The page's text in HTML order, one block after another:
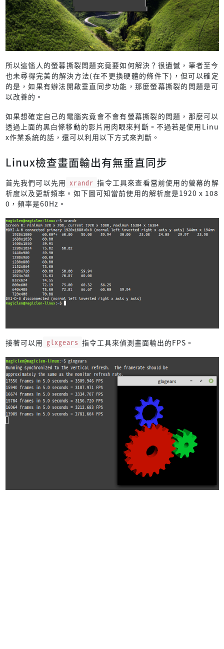
所以這惱人的螢幕撕裂問題究竟要如何解決？很遺憾，筆者至今
也未尋得完美的解決方法(在不更換硬體的條件下)，但可以確定
的是，如果有辦法開啟垂直同步功能，那麼螢幕撕裂的問題是可
以改善的。
如果想確定自己的電腦究竟會不會有螢幕撕裂的問題，那麼可以
透過上面的黑白條移動的影片用肉眼來判斷。不過若是使用Linu
x作業系統的話，還可以利用以下方式來判斷。
Linux檢查畫面輸出有無垂直同步
首先我們可以先用 xrandr 指令工具來查看當前使用的螢幕的解
析度以及更新頻率。如下圖可知當前使用的解析度是1920 x 108
0，頻率是60Hz。
接著可以用 glxgears 指令工具來偵測畫面輸出的FPS。